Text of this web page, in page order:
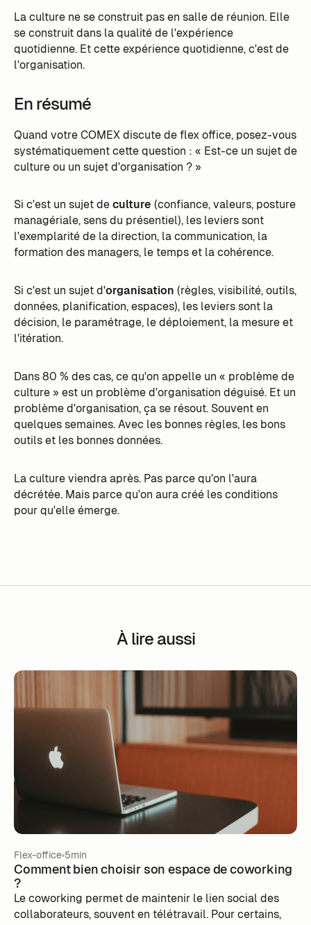
La culture ne se construit pas en salle de réunion. Elle
se construit dans la qualité de l'expérience
quotidienne. Et cette expérience quotidienne, c'est de
l'organisation.
En résumé
Quand votre COMEX discute de flex office, posez-vous
systématiquement cette question : « Est-ce un sujet de
culture ou un sujet d'organisation ? »
Si c'est un sujet deculture (confiance, valeurs, posture
managériale, sens du présentiel), les leviers sont
l'exemplarité de la direction, la communication, la
formation des managers, le temps et la cohérence.
Si c'est un sujet d'organisation (règles, visibilité, outils,
données, planification, espaces), les leviers sont la
décision, le paramétrage, le déploiement, la mesure et
l'itération.
Dans 80 % des cas, ce qu'on appelle un « problème de
culture » est un problème d'organisation déguisé. Et un
problème d'organisation, ça se résout. Souvent en
quelques semaines. Avec les bonnes règles, les bons
outils et les bonnes données.
La culture viendra après. Pas parce qu'on l'aura
décrétée. Mais parce qu'on aura créé les conditions
pour qu'elle émerge.
À lire aussi
Flex-office 5min
Comment bien choisir son espace de coworking
?
Le coworking permet de maintenir le lien social des
collaborateurs, souvent en télétravail. ‍Pour certains,